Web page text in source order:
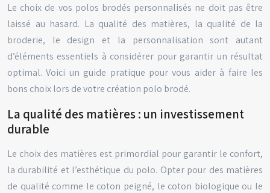
Le choix de vos polos brodés personnalisés ne doit pas être
laissé au hasard. La qualité des matières, la qualité de la
broderie, le design et la personnalisation sont autant
d’éléments essentiels à considérer pour garantir un résultat
optimal. Voici un guide pratique pour vous aider à faire les
bons choix lors de votre création polo brodé.
La qualité des matières : un investissement
durable
Le choix des matières est primordial pour garantir le confort,
la durabilité et l’esthétique du polo. Opter pour des matières
de qualité comme le coton peigné, le coton biologique ou le